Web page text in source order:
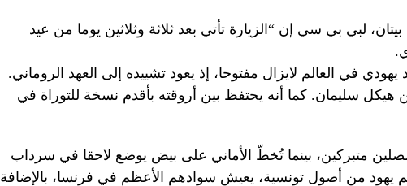
لبي بي سي إن “الزيارة تأتي بعد ثلاثة وثلاثين يوما من عيد
في العالم لايزال مفتوحا، إذ يعود تشييده إلى العهد الروماني.
سليمان. كما أنه يحتفظ بين أروقته بأقدم نسخة للتوراة في
متبركين، بينما تُخطّ الأماني على بيض يوضع لاحقا في سرداب
من أصول تونسية، يعيش سوادهم الأعظم في فرنسا، بالإضافة